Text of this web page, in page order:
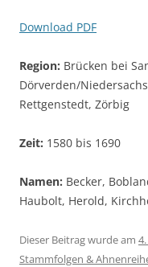
Download PDF
Region: Brücken bei
Dörverden/
Rettgenstedt, Zörbig
Zeit: 1580 bis 1690
Namen: Becker,
Haubolt, Herold,
Dieser Beitrag wurde am
Stammfolgen &